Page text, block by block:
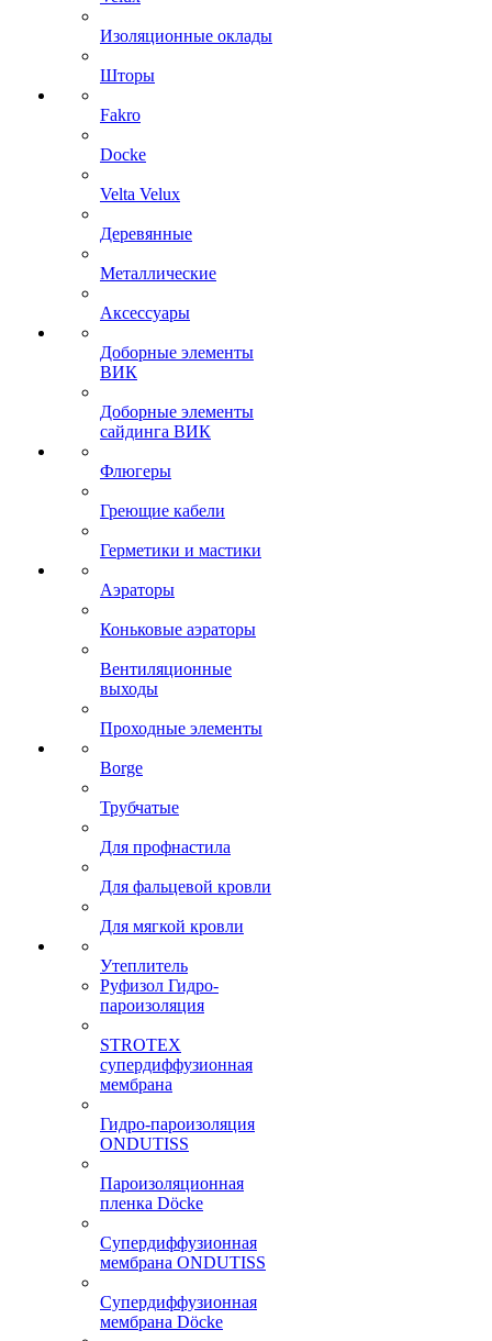
Изоляционные оклады
Шторы
Fakro
Docke
Velta Velux
Деревянные
Металлические
Аксессуары
Доборные элементы
ВИК
Доборные элементы
сайдинга ВИК
Флюгеры
Греющие кабели
Герметики и мастики
Аэраторы
Коньковые аэраторы
Вентиляционные
выходы
Проходные элементы
Borge
Трубчатые
Для профнастила
Для фальцевой кровли
Для мягкой кровли
Утеплитель
Руфизол Гидро-
пароизоляция
STROTEX
супердиффузионная
мембрана
Гидро-пароизоляция
ONDUTISS
Пароизоляционная
пленка Döcke
Супердиффузионная
мембрана ONDUTISS
Супердиффузионная
мембрана Döcke